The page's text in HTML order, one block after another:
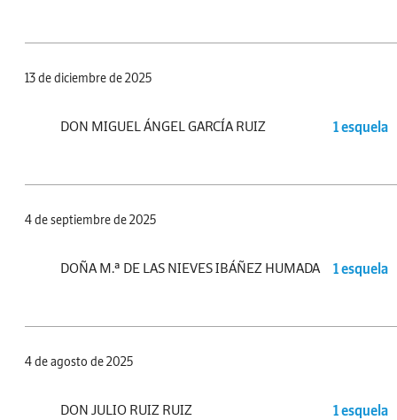
13 de diciembre de 2025
DON MIGUEL ÁNGEL GARCÍA RUIZ 1 esquela
4 de septiembre de 2025
DOÑA M.ª DE LAS NIEVES IBÁÑEZ HUMADA 1 esquela
4 de agosto de 2025
DON JULIO RUIZ RUIZ 1 esquela